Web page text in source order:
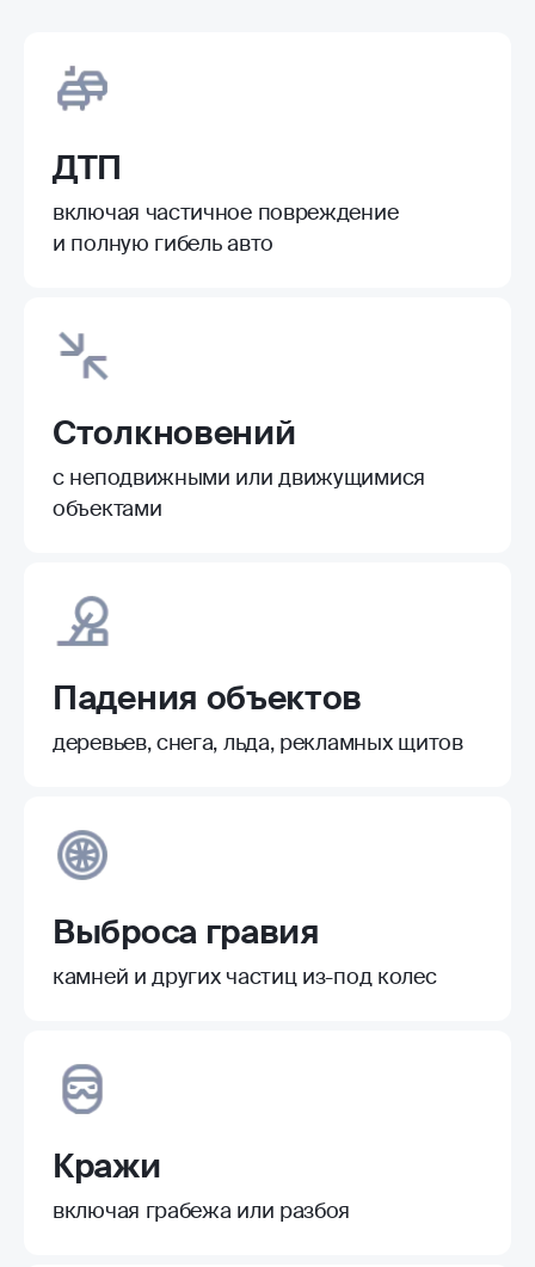
ДТП
включая частичное повреждение
и полную гибель авто
Столкновений
с неподвижными или движущимися
объектами
Падения объектов
деревьев, снега, льда, рекламных щитов
Выброса гравия
камней и других частиц из-под колес
Кражи
включая грабежа или разбоя